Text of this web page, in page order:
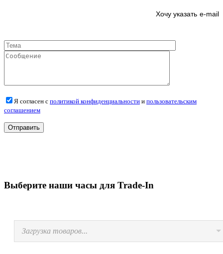
e-mail
Я согласен с политикой конфиденциальности и пользовательским
соглашением
Выберите наши часы для Trade-In
Загрузка товаров...